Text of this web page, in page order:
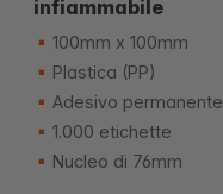
infiammabile
100mm x 100mm
Plastica (PP)
Adesivo permanente
1.000 etichette
Nucleo di 76mm